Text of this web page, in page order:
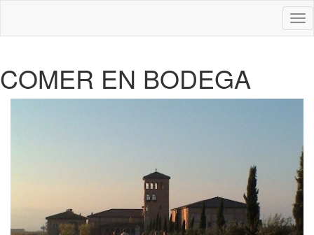
COMER EN BODEGA